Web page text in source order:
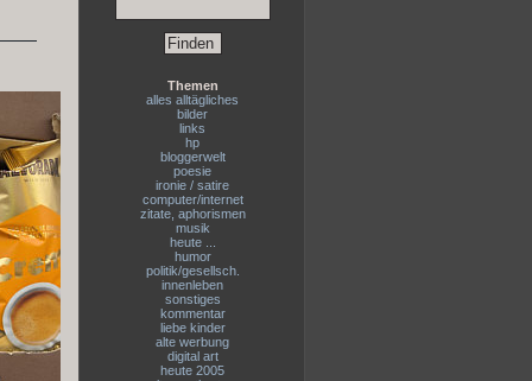
Themen
alles alltägliches
bilder
links
hp
bloggerwelt
poesie
ironie / satire
computer/internet
zitate, aphorismen
musik
heute ...
humor
politik/gesellsch.
innenleben
sonstiges
kommentar
liebe kinder
alte werbung
digital art
heute 2005